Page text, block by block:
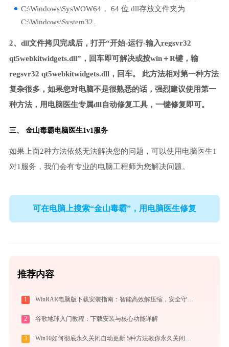
C:\Windows\SysWOW64， 64 位 dll存放文件夹为
C:\Windows\System32。
2、dll文件拷贝完成后，打开“开始-运行-输入regsvr32
qt5webkitwidgets.dll”，回车即可解决或按win＋R键，输
regsvr32 qt5webkitwidgets.dll，回车。 此方法相对第一种方法
复杂很多，如果您对电脑不是很熟悉的话，强烈建议使用第一
种方法，用电脑医生专属dll自动修复工具，一键修复即可。
三、 金山毒霸电脑医生1v1服务
如果上面2种方法依然无法解决您的问题，可以使用电脑医生1
对1服务，我们会有专业的电脑工程师为您解决问题。
可在电脑上搜索“金山毒霸”，用电脑医生修复
推荐内容
1 WinRAR电脑版下载安装指南：智能高效解压缩，安全守护文件传输与归档
2 谷歌地球入门教程：下载安装与核心功能详解
3 Win10如何彻底永久关闭自动更新 5种方法教你永久关闭win10自动更新